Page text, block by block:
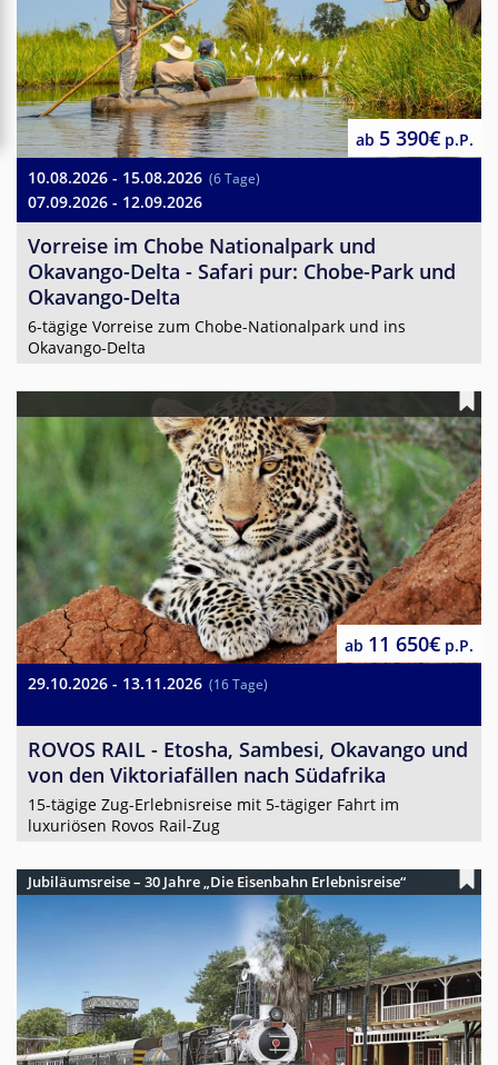
10.08.2026 - 15.08.2026 (6 Tage)
07.09.2026 - 12.09.2026
ab 5 390€ p.P.
Vorreise im Chobe Nationalpark und
Okavango-Delta - Safari pur: Chobe-Park und
Okavango-Delta
6-tägige Vorreise zum Chobe-Nationalpark und ins
Okavango-Delta
29.10.2026 - 13.11.2026 (16 Tage)
ab 11 650€ p.P.
ROVOS RAIL - Etosha, Sambesi, Okavango und
von den Viktoriafällen nach Südafrika
15-tägige Zug-Erlebnisreise mit 5-tägiger Fahrt im
luxuriösen Rovos Rail-Zug
Jubiläumsreise – 30 Jahre „Die Eisenbahn Erlebnisreise“